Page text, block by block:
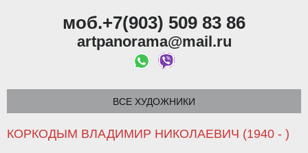
моб.+7(903) 509 83 86
artpanorama@mail.ru
ВСЕ ХУДОЖНИКИ
КОРКОДЫМ ВЛАДИМИР НИКОЛАЕВИЧ (1940 - )